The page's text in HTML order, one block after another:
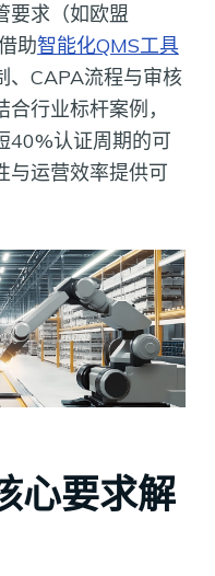
要求（如欧盟
助智能化QMS工具
、CAPA流程与审核
行业标杆案例，
40%认证周期的可
与运营效率提供可
心要求解